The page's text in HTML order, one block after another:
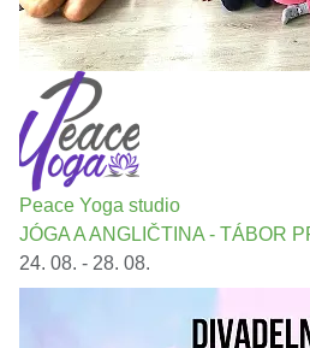
Peace Yoga studio
JÓGA A ANGLIČTINA - TÁBOR
24. 08. - 28. 08.